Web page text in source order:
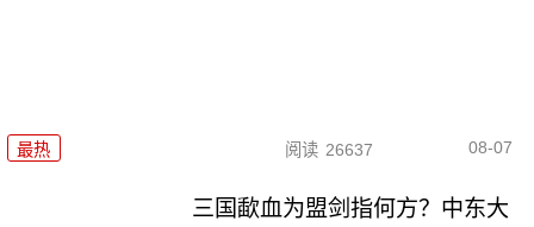
最热 阅读 26637 08-07
三国歃血为盟剑指何方？中东大